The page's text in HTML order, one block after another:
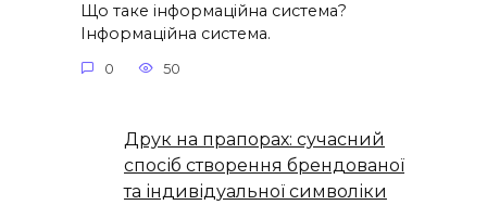
Що таке інформаційна система?
Інформаційна система.
0 50
Друк на прапорах: сучасний
спосіб створення брендованої
та індивідуальної символіки